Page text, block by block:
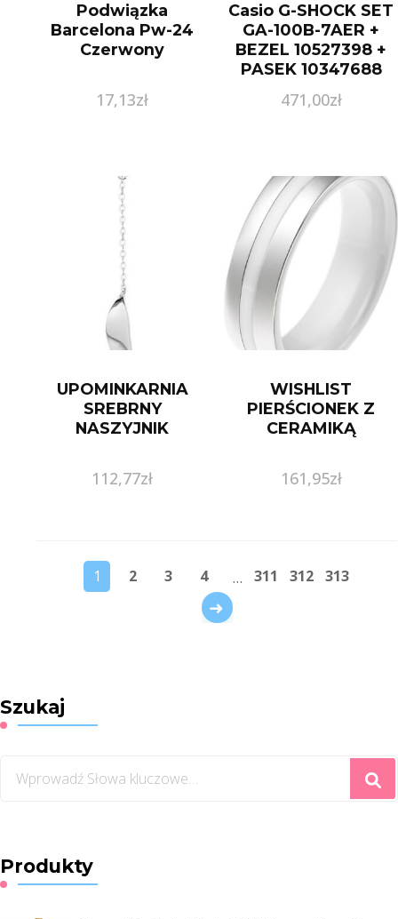
Podwiązka
Barcelona Pw-24
Czerwony
17,13zł
Casio G-SHOCK SET
GA-100B-7AER +
BEZEL 10527398 +
PASEK 10347688
471,00zł
UPOMINKARNIA
SREBRNY
NASZYJNIK
112,77zł
WISHLIST
PIERŚCIONEK Z
CERAMIKĄ
161,95zł
1 2 3 4 … 311 312 313
Szukaj
czegoś?
Produkty